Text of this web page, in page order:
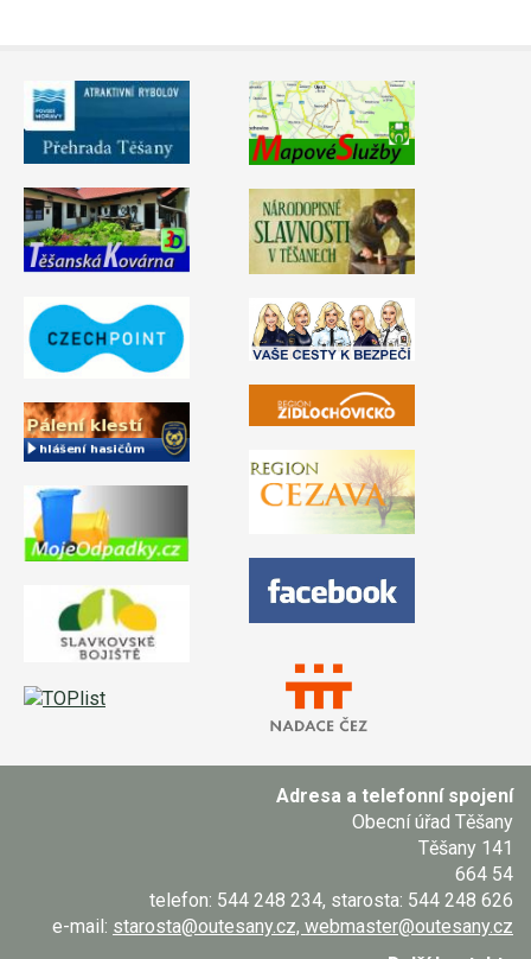
Adresa a telefonní spojení
Obecní úřad Těšany
Těšany 141
664 54
telefon: 544 248 234, starosta: 544 248 626
e-mail: starosta@outesany.cz, webmaster@outesany.cz